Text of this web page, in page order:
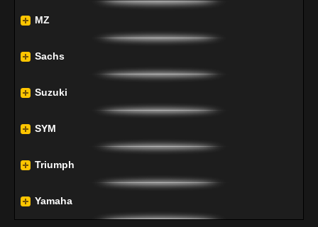
MZ
Sachs
Suzuki
SYM
Triumph
Yamaha